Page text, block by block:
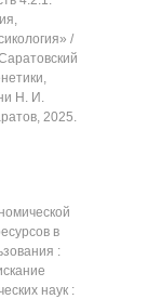
/
Н. И.
2025.
в
:
наук :